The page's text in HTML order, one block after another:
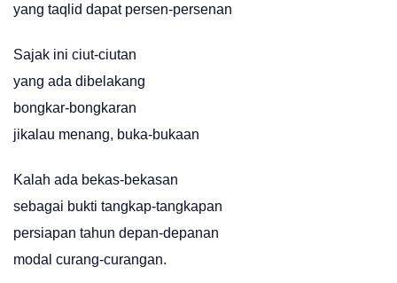
yang taqlid dapat persen-persenan
Sajak ini ciut-ciutan
yang ada dibelakang
bongkar-bongkaran
jikalau menang, buka-bukaan
Kalah ada bekas-bekasan
sebagai bukti tangkap-tangkapan
persiapan tahun depan-depanan
modal curang-curangan.